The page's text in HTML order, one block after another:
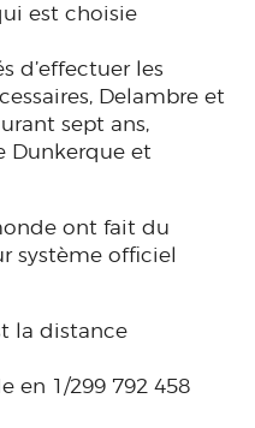
est choisie
d’effectuer les
Delambre et
sept ans,
Dunkerque et
ont fait du
système officiel
la distance
en 1/299 792 458